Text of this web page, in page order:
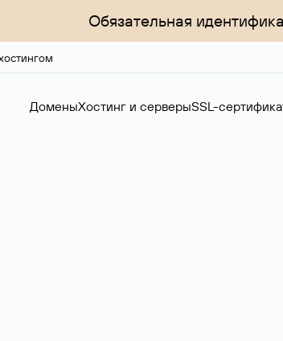
Обязательная
ДоменыХостинг и серверыSSL-